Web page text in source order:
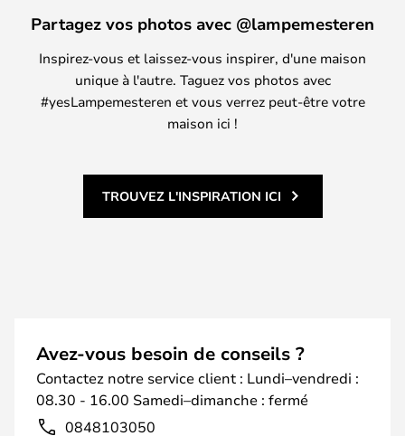
Partagez vos photos avec @lampemesteren
Inspirez-vous et laissez-vous inspirer, d'une maison
unique à l'autre. Taguez vos photos avec
#yesLampemesteren et vous verrez peut-être votre
maison ici !
TROUVEZ L'INSPIRATION ICI
Avez-vous besoin de conseils ?
Contactez notre service client : Lundi–vendredi :
08.30 - 16.00 Samedi–dimanche : fermé
0848103050